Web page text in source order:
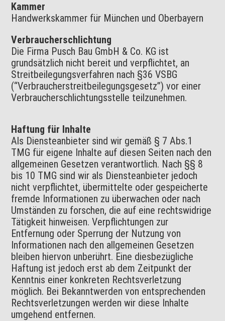
Kammer
Handwerkskammer für München und Oberbayern
Verbraucherschlichtung
Die Firma Pusch Bau GmbH & Co. KG ist
grundsätzlich nicht bereit und verpflichtet, an
Streitbeilegungsverfahren nach §36 VSBG
(“Verbraucherstreitbeilegungsgesetz”) vor einer
Verbraucherschlichtungsstelle teilzunehmen.
Haftung für Inhalte
Als Diensteanbieter sind wir gemäß § 7 Abs.1
TMG für eigene Inhalte auf diesen Seiten nach den
allgemeinen Gesetzen verantwortlich. Nach §§ 8
bis 10 TMG sind wir als Diensteanbieter jedoch
nicht verpflichtet, übermittelte oder gespeicherte
fremde Informationen zu überwachen oder nach
Umständen zu forschen, die auf eine rechtswidrige
Tätigkeit hinweisen. Verpflichtungen zur
Entfernung oder Sperrung der Nutzung von
Informationen nach den allgemeinen Gesetzen
bleiben hiervon unberührt. Eine diesbezügliche
Haftung ist jedoch erst ab dem Zeitpunkt der
Kenntnis einer konkreten Rechtsverletzung
möglich. Bei Bekanntwerden von entsprechenden
Rechtsverletzungen werden wir diese Inhalte
umgehend entfernen.